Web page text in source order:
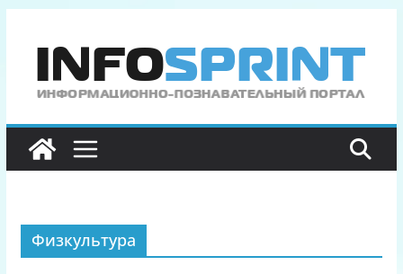
содержимому
Физкультура